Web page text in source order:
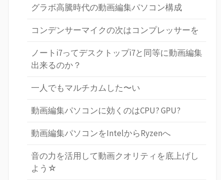
グラボ高騰時代の動画編集パソコン構成
コンデンサーマイクの次はコンプレッサーを
ノートi7ってデスクトップi7と同等に動画編集
出来るのか？
一人でもマルチカムした〜い
動画編集パソコンに効くのはCPU? GPU?
動画編集パソコンをIntelからRyzenへ
音の力を活用して動画クオリティを底上げし
よう☆